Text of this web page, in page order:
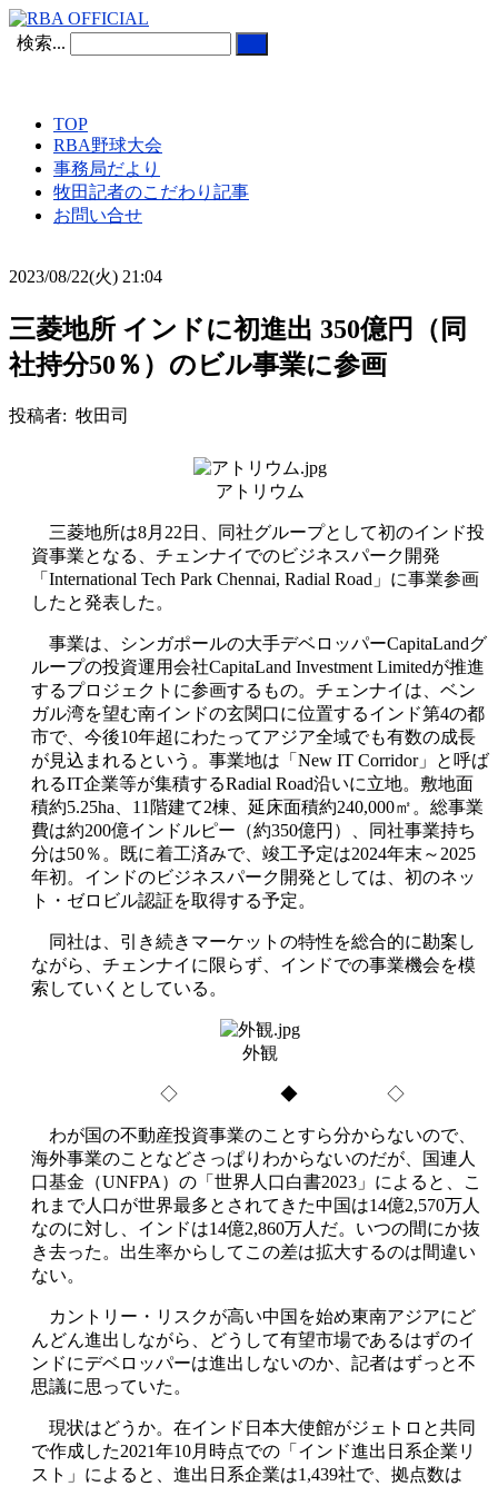
検索...
TOP
RBA野球大会
事務局だより
牧田記者のこだわり記事
お問い合せ
2023/08/22(火) 21:04
三菱地所 インドに初進出 350億円（同
社持分50％）のビル事業に参画
投稿者: 牧田司
アトリウム
三菱地所は8月22日、同社グループとして初のインド投
資事業となる、チェンナイでのビジネスパーク開発
「International Tech Park Chennai, Radial Road」に事業参画
したと発表した。
事業は、シンガポールの大手デベロッパーCapitaLandグ
ループの投資運用会社CapitaLand Investment Limitedが推進
するプロジェクトに参画するもの。チェンナイは、ベン
ガル湾を望む南インドの玄関口に位置するインド第4の都
市で、今後10年超にわたってアジア全域でも有数の成長
が見込まれるという。事業地は「New IT Corridor」と呼ば
れるIT企業等が集積するRadial Road沿いに立地。敷地面
積約5.25ha、11階建て2棟、延床面積約240,000㎡。総事業
費は約200億インドルピー（約350億円）、同社事業持ち
分は50％。既に着工済みで、竣工予定は2024年末～2025
年初。インドのビジネスパーク開発としては、初のネッ
ト・ゼロビル認証を取得する予定。
同社は、引き続きマーケットの特性を総合的に勘案し
ながら、チェンナイに限らず、インドでの事業機会を模
索していくとしている。
外観
◇ ◆ ◇
わが国の不動産投資事業のことすら分からないので、
海外事業のことなどさっぱりわからないのだが、国連人
口基金（UNFPA）の「世界人口白書2023」によると、こ
れまで人口が世界最多とされてきた中国は14億2,570万人
なのに対し、インドは14億2,860万人だ。いつの間にか抜
き去った。出生率からしてこの差は拡大するのは間違い
ない。
カントリー・リスクが高い中国を始め東南アジアにど
んどん進出しながら、どうして有望市場であるはずのイ
ンドにデベロッパーは進出しないのか、記者はずっと不
思議に思っていた。
現状はどうか。在インド日本大使館がジェトロと共同
で作成した2021年10月時点での「インド進出日系企業リ
スト」によると、進出日系企業は1,439社で、拠点数は